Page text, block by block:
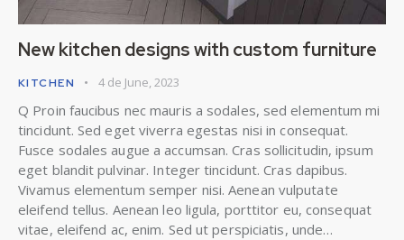
New kitchen designs with custom furniture
KITCHEN 4 de June, 2023
Q Proin faucibus nec mauris a sodales, sed elementum mi
tincidunt. Sed eget viverra egestas nisi in consequat.
Fusce sodales augue a accumsan. Cras sollicitudin, ipsum
eget blandit pulvinar. Integer tincidunt. Cras dapibus.
Vivamus elementum semper nisi. Aenean vulputate
eleifend tellus. Aenean leo ligula, porttitor eu, consequat
vitae, eleifend ac, enim. Sed ut perspiciatis, unde…